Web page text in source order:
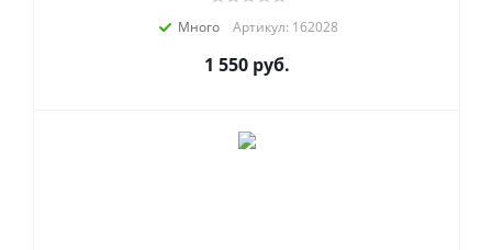
Много Артикул: 162028
1 550 руб.